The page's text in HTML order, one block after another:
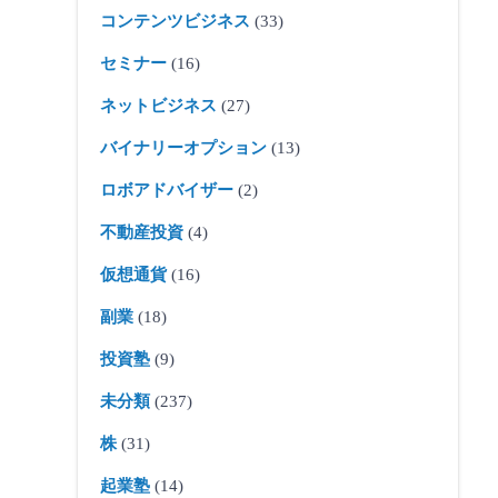
コンテンツビジネス (33)
セミナー (16)
ネットビジネス (27)
バイナリーオプション (13)
ロボアドバイザー (2)
不動産投資 (4)
仮想通貨(16)
副業 (18)
投資塾 (9)
未分類 (237)
株 (31)
起業塾 (14)